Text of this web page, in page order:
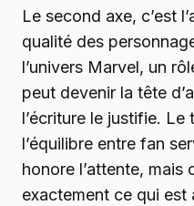
Le second axe, c’est
qualité des
l’univers Marvel, un
peut devenir la tête
l’écriture le justifie. Le
l’équilibre entre fan
honore l’attente, mais
exactement ce qui est